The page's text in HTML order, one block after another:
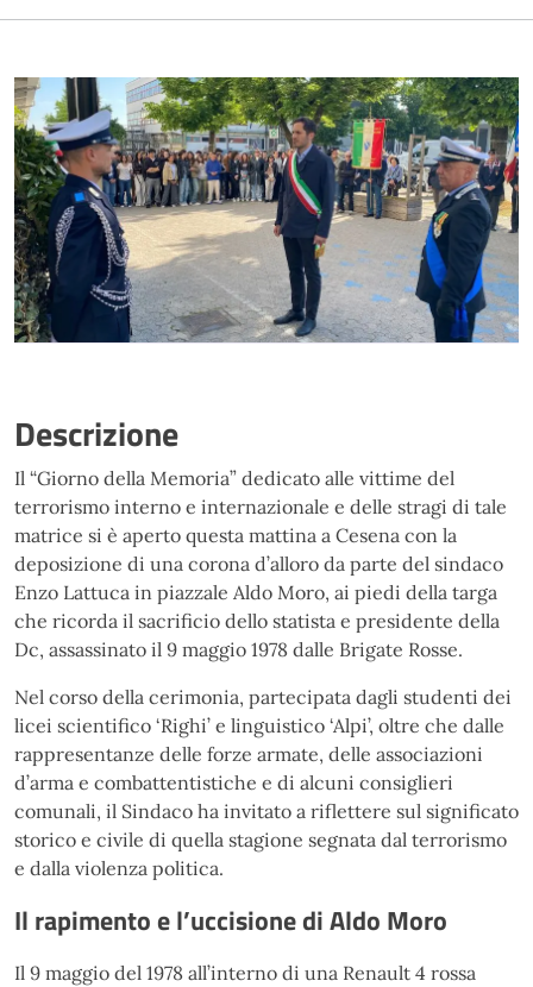
Descrizione
Il “Giorno della Memoria” dedicato alle vittime del
terrorismo interno e internazionale e delle stragi di tale
matrice si è aperto questa mattina a Cesena con la
deposizione di una corona d’alloro da parte del sindaco
Enzo Lattuca in piazzale Aldo Moro, ai piedi della targa
che ricorda il sacrificio dello statista e presidente della
Dc, assassinato il 9 maggio 1978 dalle Brigate Rosse.
Nel corso della cerimonia, partecipata dagli studenti dei
licei scientifico ‘Righi’ e linguistico ‘Alpi’, oltre che dalle
rappresentanze delle forze armate, delle associazioni
d’arma e combattentistiche e di alcuni consiglieri
comunali, il Sindaco ha invitato a riflettere sul significato
storico e civile di quella stagione segnata dal terrorismo
e dalla violenza politica.
Il rapimento e l’uccisione di Aldo Moro
Il 9 maggio del 1978 all’interno di una Renault 4 rossa